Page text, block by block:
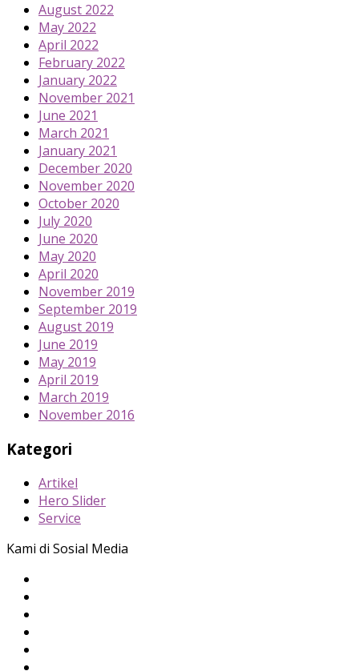
August 2022
May 2022
April 2022
February 2022
January 2022
November 2021
June 2021
March 2021
January 2021
December 2020
November 2020
October 2020
July 2020
June 2020
May 2020
April 2020
November 2019
September 2019
August 2019
June 2019
May 2019
April 2019
March 2019
November 2016
Kategori
Artikel
Hero Slider
Service
Kami di Sosial Media